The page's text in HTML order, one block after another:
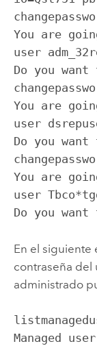
You are
user
Do you
You are
user
Do you
You are
user
Do you
En el siguiente
contraseña del
administrado
Managed